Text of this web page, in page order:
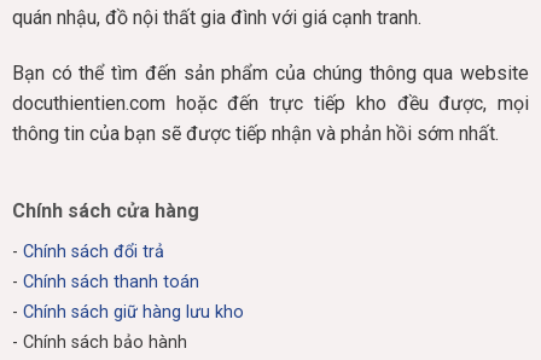
quán nhậu, đồ nội thất gia đình với giá cạnh tranh.
Bạn có thể tìm đến sản phẩm của chúng thông qua website
docuthientien.com hoặc đến trực tiếp kho đều được, mọi
thông tin của bạn sẽ được tiếp nhận và phản hồi sớm nhất.
Chính sách cửa hàng
- Chính sách đổi trả
- Chính sách thanh toán
- Chính sách giữ hàng lưu kho
- Chính sách bảo hành